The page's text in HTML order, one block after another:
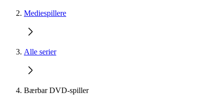
Mediespillere
Alle serier
Bærbar DVD-spiller